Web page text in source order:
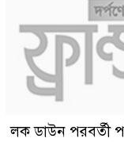
লক ডাউন পরবর্তী